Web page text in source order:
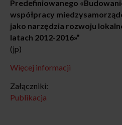
Predefiniowanego
współpracy
jako narzędzia rozwoju
latach 2012-2016»”
(jp)
Więcej informacji
Załączniki:
Publikacja